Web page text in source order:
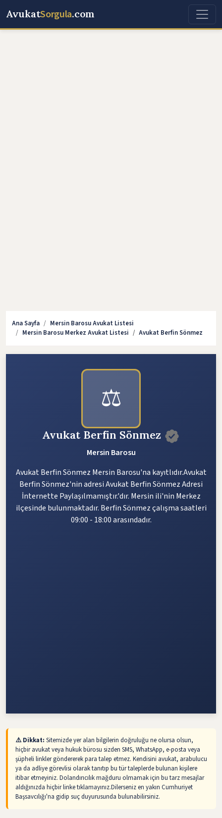
AvukatSorgula.com
Ana Sayfa
Mersin Barosu Avukat Listesi
Mersin Barosu Merkez Avukat Listesi
Avukat Berfin Sönmez
⚖️
Avukat Berfin Sönmez
Mersin Barosu
Avukat Berfin Sönmez Mersin Barosu'na kayıtlıdır.Avukat
Berfin Sönmez'nin adresi Avukat Berfin Sönmez Adresi
İnternette Paylaşılmamıştır.'dır. Mersin ili'nin Merkez
ilçesinde bulunmaktadır. Berfin Sönmez çalışma saatleri
09:00 - 18:00 arasındadır.
⚠️ Dikkat: Sitemizde yer alan bilgilerin doğruluğu ne olursa olsun,
hiçbir avukat veya hukuk bürosu sizden SMS, WhatsApp, e-posta veya
şüpheli linkler göndererek para talep etmez. Kendisini avukat, arabulucu
ya da adliye görevlisi olarak tanıtıp bu tür taleplerde bulunan kişilere
itibar etmeyiniz. Dolandırıcılık mağduru olmamak için bu tarz mesajlar
aldığınızda hiçbir linke tıklamayınız.Dilerseniz en yakın Cumhuriyet
Başsavcılığı'na gidip suç duyurusunda bulunabilirsiniz.